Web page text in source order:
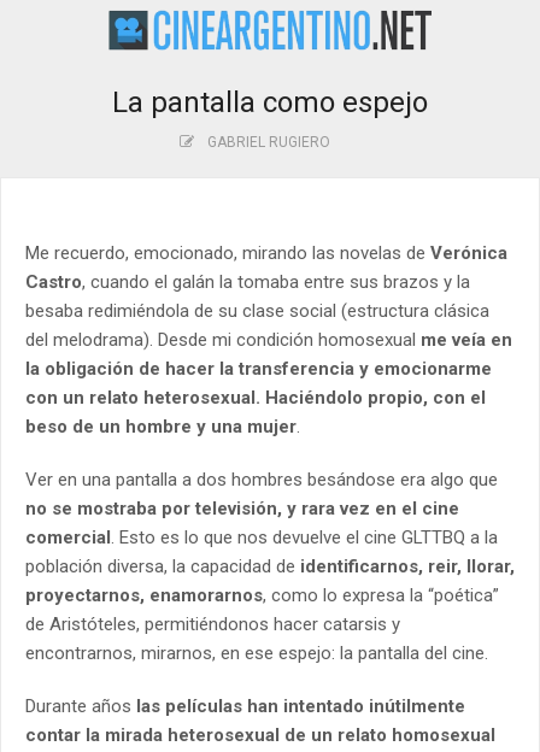
La pantalla como espejo
GABRIEL RUGIERO
Me recuerdo, emocionado, mirando las novelas de Verónica
Castro, cuando el galán la tomaba entre sus brazos y la
besaba redimiéndola de su clase social (estructura clásica
del melodrama). Desde mi condición homosexual me veía en
la obligación de hacer la transferencia y emocionarme
con un relato heterosexual. Haciéndolo propio, con el
beso de un hombre y una mujer.
Ver en una pantalla a dos hombres besándose era algo que
no se mostraba por televisión, y rara vez en el cine
comercial. Esto es lo que nos devuelve el cine GLTTBQ a la
población diversa, la capacidad de identificarnos, reir, llorar,
proyectarnos, enamorarnos, como lo expresa la “poética”
de Aristóteles, permitiéndonos hacer catarsis y
encontrarnos, mirarnos, en ese espejo: la pantalla del cine.
Durante años las películas han intentado inútilmente
contar la mirada heterosexual de un relato homosexual